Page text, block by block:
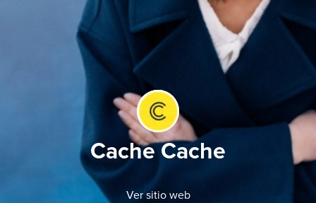
Cache Cache
Ver sitio web